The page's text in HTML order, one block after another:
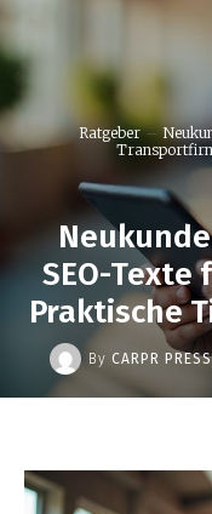
Ratgeber
SEO-
Praktische
By CARPR